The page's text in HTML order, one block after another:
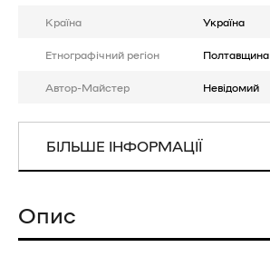
Країна Україна
Етнографічний регіон Полтавщина
Автор-Майстер Невідомий
БІЛЬШЕ ІНФОРМАЦІЇ
Опис